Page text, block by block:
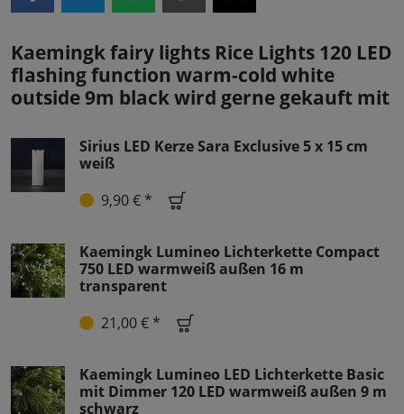
Kaemingk fairy lights Rice Lights 120 LED
flashing function warm-cold white
outside 9m black wird gerne gekauft mit
Sirius LED Kerze Sara Exclusive 5 x 15 cm
weiß
9,90 € *
Kaemingk Lumineo Lichterkette Compact
750 LED warmweiß außen 16 m
transparent
21,00 € *
Kaemingk Lumineo LED Lichterkette Basic
mit Dimmer 120 LED warmweiß außen 9 m
schwarz